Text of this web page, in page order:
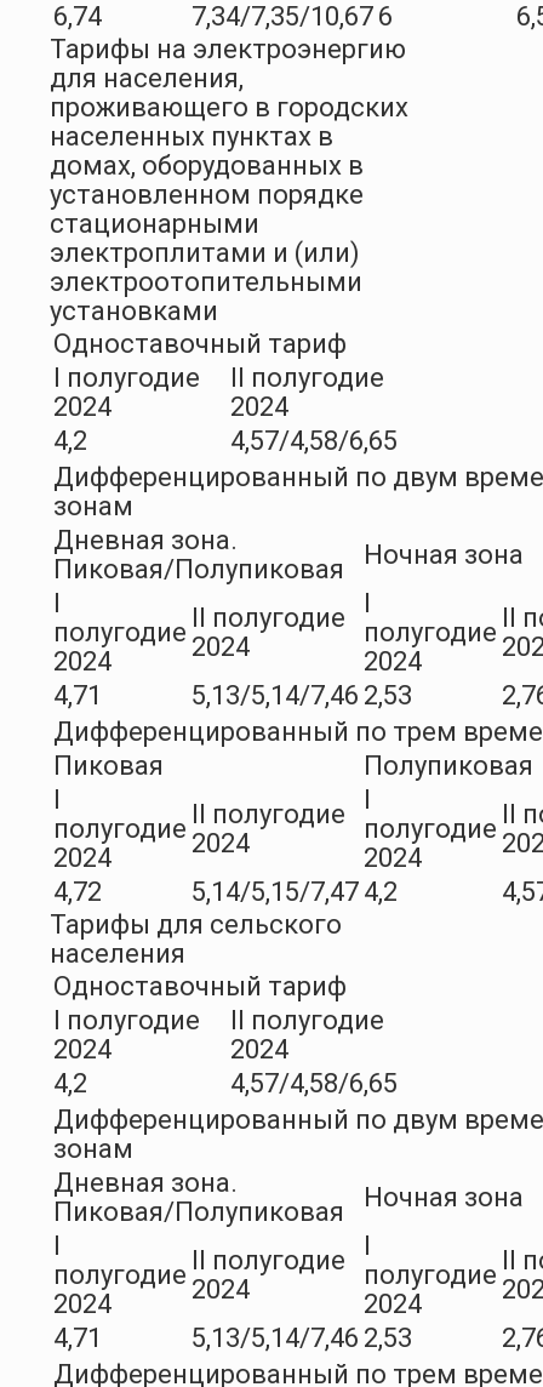
6,74
7,34/7,35/10,67 6
Тарифы на электроэнергию
для населения,
проживающего в городских
населенных пунктах в
домах, оборудованных в
установленном порядке
стационарными
электроплитами и (или)
электроотопительными
установками
Одноставочный тариф
I полугодие
2024
II полугодие
2024
4,2
4,57/4,58/6,65
Дифференцированный по двум
зонам
Дневная зона.
Пиковая/Полупиковая
Ночная зона
полугодие
2024
II полугодие
2024
полугодие
2024
II
4,71
5,13/5,14/7,46 2,53
Дифференцированный по трем
Пиковая
Полупиковая
полугодие
2024
II полугодие
2024
полугодие
2024
II
4,72
5,14/5,15/7,47 4,2
Тарифы для сельского
населения
Одноставочный тариф
I полугодие
2024
II полугодие
2024
4,2
4,57/4,58/6,65
Дифференцированный по двум
зонам
Дневная зона.
Пиковая/Полупиковая
Ночная зона
полугодие
2024
II полугодие
2024
полугодие
2024
II
4,71
5,13/5,14/7,46 2,53
Дифференцированный по трем